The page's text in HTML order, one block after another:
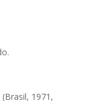
(Brasil, 1971,